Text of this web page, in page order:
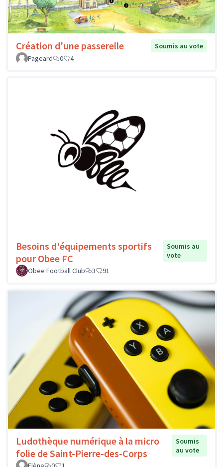
Création d'une passerelle
Soumis au vote
Pageard
0 4
Besoins d'équipements sportifs
pour Obee FC
Soumis au
vote
Obee Football Club
3 91
Ludothèque numérique à la micro
folie de Saint-Pierre-des-Corps
Soumis
au vote